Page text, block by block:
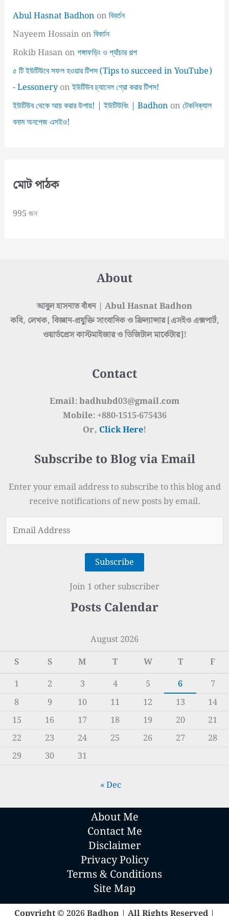
Abul Hasnat Badhon onবিবর্তন
Nayeem Hossain onবিবর্তন
Rokib Hasan onগঙ্গাফড়িং ও প্যাঁচার গল্প
৫ টি ইউটিউবে সফল হওয়ার টিপস (Tips to succeed in YouTube)
- Lessoneryonইউটিউব চ্যানেল গ্রো করার টিপস!
ইউটিউব থেকে আয় করার উপায়! | ইউটিউবিং | Badhon onটেকনিক্যাল
বনাম অনপেজ এসইও!
মোট পাঠক
995 জন
About
আবুল হাসনাত বাঁধন | Abul Hasnat Badhon
কবি, লেখক, বিজ্ঞান-প্রযুক্তি সাংবাদিক ও ফ্রিল্যান্সার [এসইও এক্সপার্ট,
ওয়ার্ডপ্রেস কাস্টমাইজার ও ডিজিটাল মার্কেটার]!
Contact
Email: badhubd03@gmail.com
Mobile: +880-1515-675436
Or, Click Here!
Subscribe to Blog via Email
Enter your email address to subscribe to this blog and
receive notifications of new posts by email.
Address
Subscribe
Join 1 other subscriber
Posts Calendar
August 2026
S
S M T W T
F
1
2 3 4 5 6
7
8
9 10 11 12 13
14
15
16 17 18 19 20
21
22
23 24 25 26 27
28
29
30 31
« Dec
About Me
Contact Me
Disclaimer
Privacy Policy
Terms & Conditions
Site Map